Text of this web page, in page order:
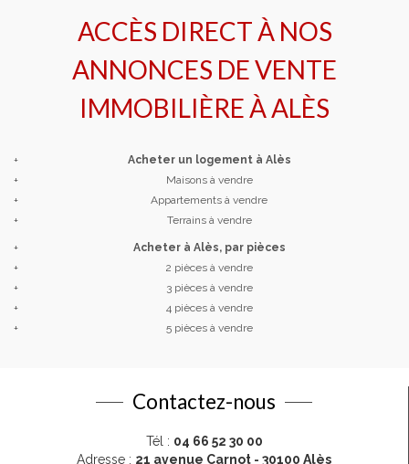
ACCÈS DIRECT À NOS
ANNONCES DE VENTE
IMMOBILIÈRE À ALÈS
+
Acheter un logement à Alès
+
Maisons à vendre
+
Appartements à vendre
+
Terrains à vendre
+
Acheter à Alès, par pièces
+
2 pièces à vendre
+
3 pièces à vendre
+
4 pièces à vendre
+
5 pièces à vendre
Contactez-nous
Tél : 04 66 52 30 00
Adresse : 21 avenue Carnot - 30100 Alès